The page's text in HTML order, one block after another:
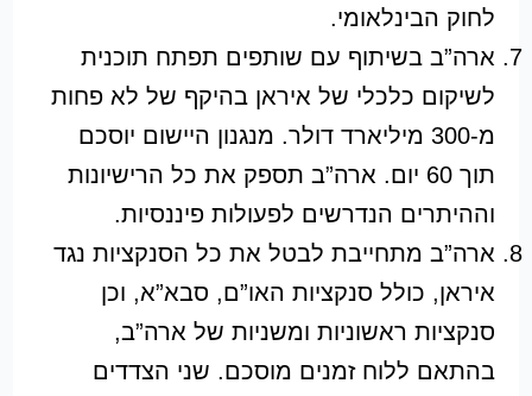
לחוק הבינלאומי.
ארה”ב בשיתוף עם שותפים תפתח תוכנית
לשיקום כלכלי של איראן בהיקף של לא פחות
מ-300 מיליארד דולר. מנגנון היישום יוסכם
תוך 60 יום. ארה”ב תספק את כל הרישיונות
וההיתרים הנדרשים לפעולות פיננסיות.
ארה”ב מתחייבת לבטל את כל הסנקציות נגד
איראן, כולל סנקציות האו”ם, סבא”א, וכן
סנקציות ראשוניות ומשניות של ארה”ב,
בהתאם ללוח זמנים מוסכם. שני הצדדים